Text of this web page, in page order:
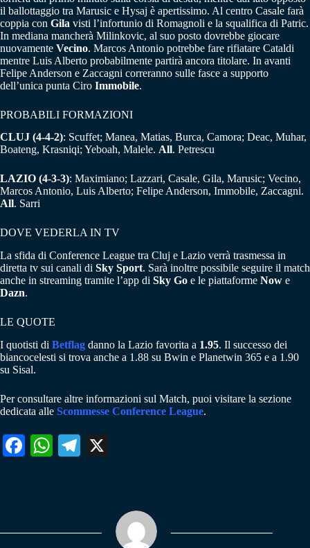
il ballottaggio tra Marusic e Hysaj è apertissimo. Al centro Casale farà
coppia con Gila visti l’infortunio di Romagnoli e la squalifica di Patric.
In mediana mancherà Milinkovic, al suo posto dovrebbe giocare
nuovamente Vecino. Marcos Antonio potrebbe fare rifiatare Cataldi
mentre Luis Alberto probabilmente partirà ancora titolare. In avanti
Felipe Anderson e Zaccagni correranno sulle fasce a supporto
dell’unica punta Ciro Immobile.
PROBABILI FORMAZIONI
CLUJ (4-4-2): Scuffet; Manea, Matias, Burca, Camora; Deac, Muhar,
Boateng, Krasniqi; Yeboah, Malele. All. Petrescu
LAZIO (4-3-3): Maximiano; Lazzari, Casale, Gila, Marusic; Vecino,
Marcos Antonio, Luis Alberto; Felipe Anderson, Immobile, Zaccagni.
All. Sarri
DOVE VEDERLA IN TV
La sfida di Conference League tra Cluj e Lazio verrà trasmessa in
diretta tv sui canali di Sky Sport. Sarà inoltre possibile seguire il match
anche in streaming tramite l’app di Sky Go e le piattaforme Now e
Dazn.
LE QUOTE
I quotisti di Betflag danno la Lazio favorita a 1.95. Il successo dei
biancocelesti si trova anche a 1.88 su Bwin e Planetwin 365 e a 1.90
su Sisal.
Per consultare altre informazioni sul Match, puoi visitare la sezione
dedicata alle Scommesse Conference League.
Fa W
pp
Te
m